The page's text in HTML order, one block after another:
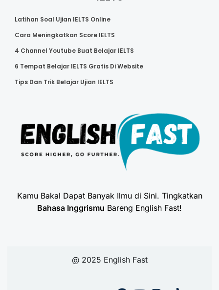
Latihan Soal Ujian IELTS Online
Cara Meningkatkan Score IELTS
4 Channel Youtube Buat Belajar IELTS
6 Tempat Belajar IELTS Gratis Di Website
Tips Dan Trik Belajar Ujian IELTS
Kamu Bakal Dapat Banyak Ilmu di Sini. Tingkatkan
Bahasa Inggrismu Bareng English Fast!
@ 2025 English Fast